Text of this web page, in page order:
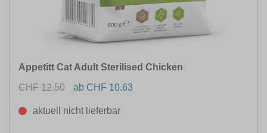
Appetitt Cat Adult Sterilised Chicken
CHF 12.50
ab CHF 10.63
aktuell nicht lieferbar